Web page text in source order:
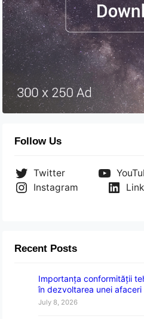
Follow Us
Twitter
Instagram
Recent Posts
Importanța conformității
în dezvoltarea unei afaceri
July 8, 2026